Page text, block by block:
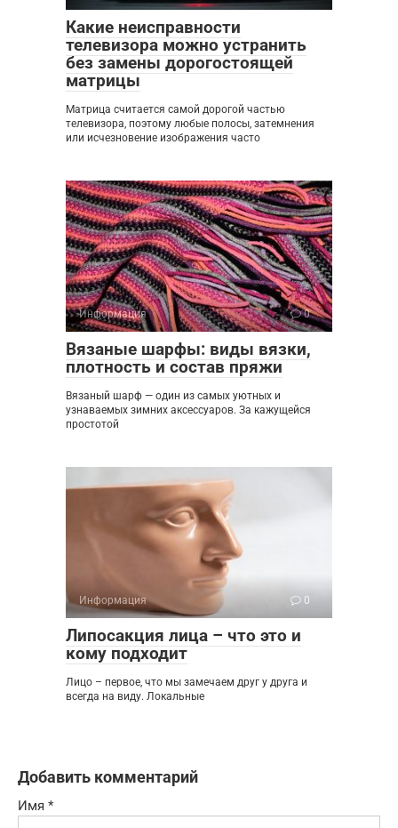
Какие неисправности
телевизора можно устранить
без замены дорогостоящей
матрицы
Матрица считается самой дорогой частью
телевизора, поэтому любые полосы, затемнения
или исчезновение изображения часто
Информация 0
Вязаные шарфы: виды вязки,
плотность и состав пряжи
Вязаный шарф — один из самых уютных и
узнаваемых зимних аксессуаров. За кажущейся
простотой
Информация 0
Липосакция лица – что это и
кому подходит
Лицо – первое, что мы замечаем друг у друга и
всегда на виду. Локальные
Добавить комментарий
Имя *